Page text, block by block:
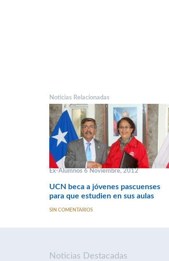
Noticias Relacionadas
Ex-Alumnos 6 Noviembre, 2012
UCN beca a jóvenes pascuenses
para que estudien en sus aulas
SIN COMENTARIOS
Noticias Destacadas